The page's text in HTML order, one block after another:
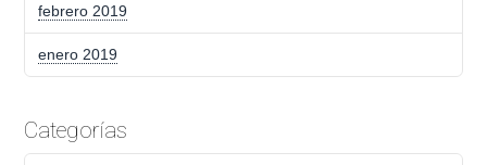
febrero 2019
enero 2019
Categorías